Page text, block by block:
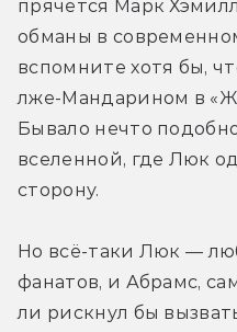
прячется Марк
обманы в
вспомните хотя бы,
лже-Мандарином в
Бывало нечто
вселенной, где Люк
сторону.
Но всё-таки Люк —
фанатов, и Абрамс,
ли рискнул бы